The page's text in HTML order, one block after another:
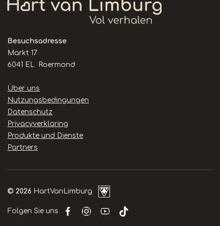
Besuchsadresse
Markt 17
6041 EL Roermond
Handige
links
Über uns
Nutzungsbedingungen
Datenschutz
Privacyverklaring
Produkte und Dienste
Partners
© 2026 HartVanLimburg
Folgen Sie uns